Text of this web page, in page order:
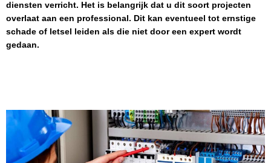
diensten verricht. Het is belangrijk dat u dit soort projecten
overlaat aan een professional. Dit kan eventueel tot ernstige
schade of letsel leiden als die niet door een expert wordt
gedaan.